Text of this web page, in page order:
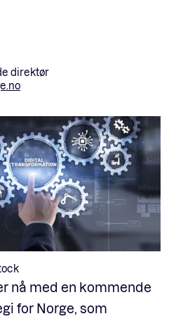
direktør
nå med en kommende
for Norge, som